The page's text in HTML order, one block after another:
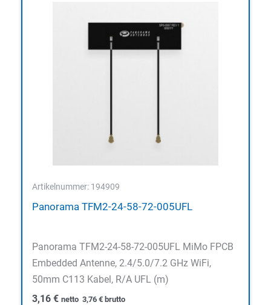
Artikelnummer: 194909
Panorama TFM2-24-58-72-005UFL
Panorama TFM2-24-58-72-005UFL MiMo FPCB
Embedded Antenne, 2.4/5.0/7.2 GHz WiFi,
50mm C113 Kabel, R/A UFL (m)
3,16 € netto 3,76 € brutto